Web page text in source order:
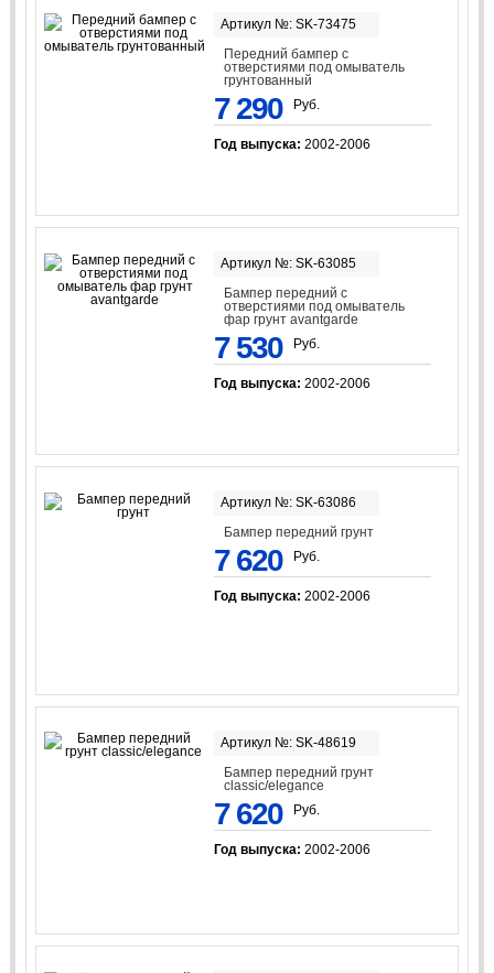
Артикул №: SK-73475
Передний бампер с
отверстиями под омыватель
грунтованный
7 290 Руб.
Год выпуска: 2002-2006
Артикул №: SK-63085
Бампер передний с
отверстиями под омыватель
фар грунт avantgarde
7 530 Руб.
Год выпуска: 2002-2006
Артикул №: SK-63086
Бампер передний грунт
7 620 Руб.
Год выпуска: 2002-2006
Артикул №: SK-48619
Бампер передний грунт
classic/elegancе
7 620 Руб.
Год выпуска: 2002-2006